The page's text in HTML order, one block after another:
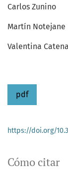
Carlos Zunino
Martín Notejane
Valentina
pdf
Cómo citar
https://doi.org/